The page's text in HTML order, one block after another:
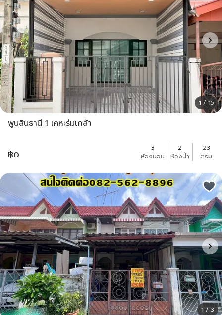
1 / 15
พูนสินธานี 1 เคหะร่มเกล้า
฿0
3
ห้องนอน
2
ห้องน้ำ
23
ตรม.
1 / 3